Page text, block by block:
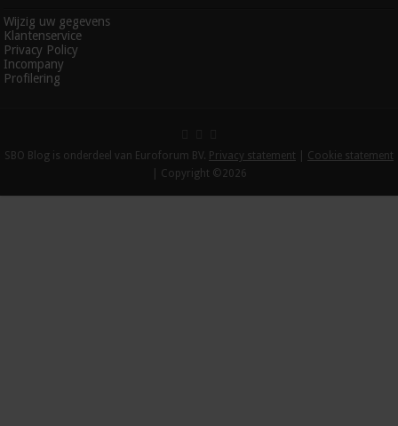
Wijzig uw gegevens
Klantenservice
Privacy Policy
Incompany
Profilering
SBO Blog is onderdeel van Euroforum BV. Privacy statement
Cookie statement
| Copyright ©2026